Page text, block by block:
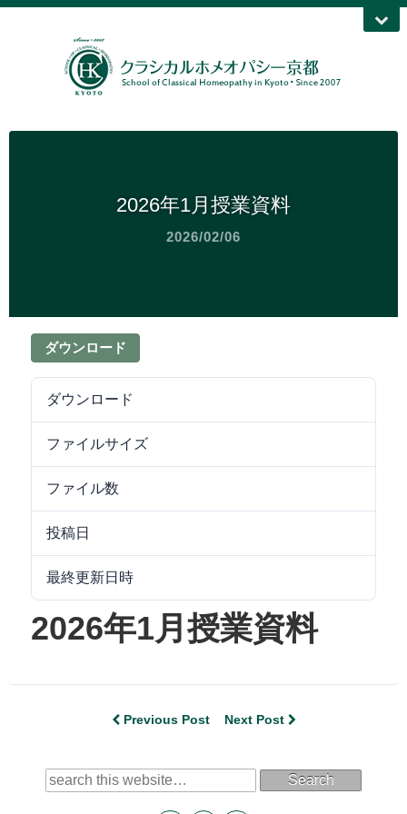
2026年1月授業資料
2026/02/06
ダウンロード
ダウンロード
ファイルサイズ
ファイル数
投稿日
最終更新日時
2026年1月授業資料
Previous Post Next Post
Search